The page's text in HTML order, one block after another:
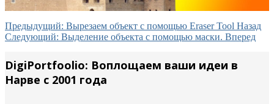
Предыдущий: Вырезаем объект с помощью Eraser Tool Назад
Следующий: Выделение объекта с помощью маски. Вперед
DigiPortfoolio: Воплощаем ваши идеи в
Нарве с 2001 года